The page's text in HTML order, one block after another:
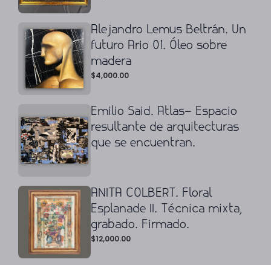
Alejandro Lemus Beltrán. Un
futuro Ario 01. Óleo sobre
madera
$4,000.00
Emilio Said. Atlas– Espacio
resultante de arquitecturas
que se encuentran.
ANITA COLBERT. Floral
Esplanade II. Técnica mixta,
grabado. Firmado.
$12,000.00